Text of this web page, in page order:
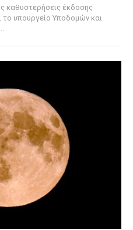
καθυστερήσεις έκδοσης
υπουργείο Υποδομών και